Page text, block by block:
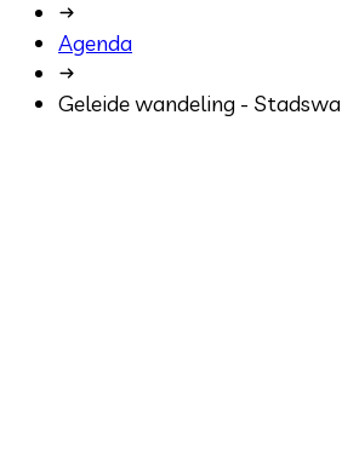
Agenda
Geleide wandeling -